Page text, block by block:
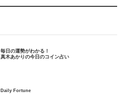
毎日の運勢がわかる！